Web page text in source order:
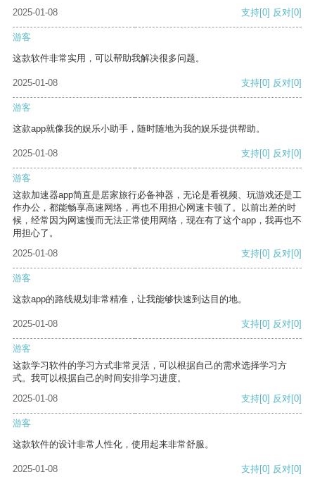
2025-01-08
支持[0] 反对[0]
游客
这款软件非常实用，可以帮助我解决很多问题。
2025-01-08 支持[0] 反对[0]
游客
这款app就像我的娱乐小助手，随时随地为我的娱乐提供帮助。
2025-01-08 支持[0] 反对[0]
游客
这款加速器app简直是居家旅行必备神器，无论是看视频、玩游戏还是工
作办公，都能畅享高速网络，再也不用担心网速卡顿了。以前出差的时
候，经常因为网速慢而无法正常使用网络，现在有了这个app，我再也不
用担心了。
2025-01-08
支持[0] 反对[0]
游客
这款app的路线规划非常精准，让我能够快速到达目的地。
2025-01-08 支持[0] 反对[0]
游客
这款学习软件的学习方式非常灵活，可以根据自己的需求选择学习方
式。我可以根据自己的时间安排学习进度。
2025-01-08
支持[0] 反对[0]
游客
这款软件的设计非常人性化，使用起来非常舒服。
2025-01-08 支持[0] 反对[0]